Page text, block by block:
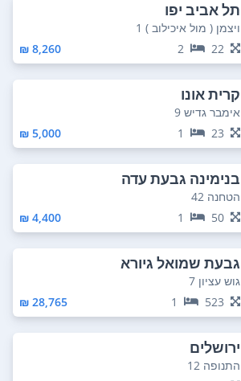
תל אביב יפו
ויצמן ( מול איכילוב ) 1
22
2
8,260 ₪
קרית אונו
אימבר גדיש 9
23
1
5,000 ₪
בנימינה גבעת עדה
הטחנה 42
50
1
4,400 ₪
גבעת שמואל גיורא
גוש עציון 7
523
1
28,765 ₪
ירושלים
התנופה 12